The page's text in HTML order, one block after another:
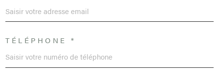
TÉLÉPHONE *